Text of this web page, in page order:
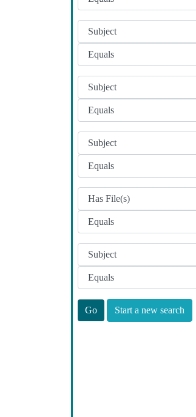
Start a new search